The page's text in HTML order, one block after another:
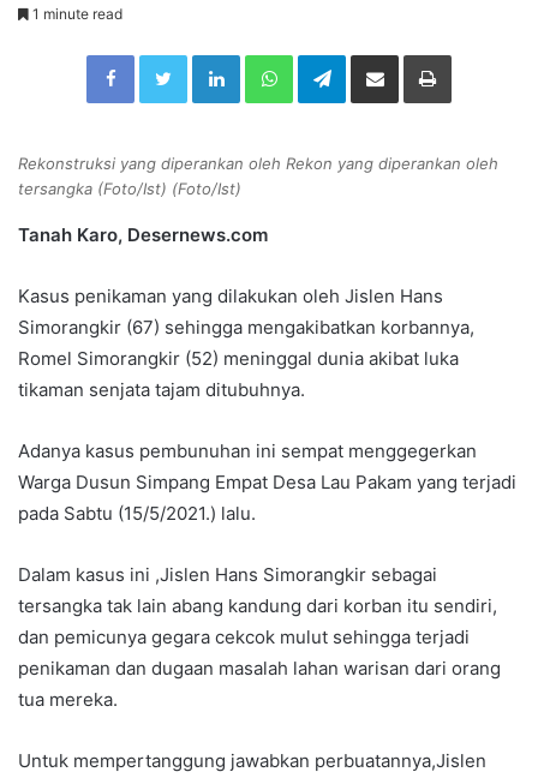
a
m
i
1 minute read
Facebook Twitter LinkedIn WhatsApp Telegram
Rekonstruksi yang diperankan oleh Rekon yang diperankan oleh
tersangka (Foto/Ist) (Foto/Ist)
Tanah Karo, Desernews.com
Kasus penikaman yang dilakukan oleh Jislen Hans
Simorangkir (67) sehingga mengakibatkan korbannya,
Romel Simorangkir (52) meninggal dunia akibat luka
tikaman senjata tajam ditubuhnya.
Adanya kasus pembunuhan ini sempat menggegerkan
Warga Dusun Simpang Empat Desa Lau Pakam yang terjadi
pada Sabtu (15/5/2021.) lalu.
Dalam kasus ini ,Jislen Hans Simorangkir sebagai
tersangka tak lain abang kandung dari korban itu sendiri,
dan pemicunya gegara cekcok mulut sehingga terjadi
penikaman dan dugaan masalah lahan warisan dari orang
tua mereka.
Untuk mempertanggung jawabkan perbuatannya,Jislen